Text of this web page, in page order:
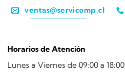
ventas@servicomp.cl
Horarios de Atención
Lunes a Viernes de 09:00 a